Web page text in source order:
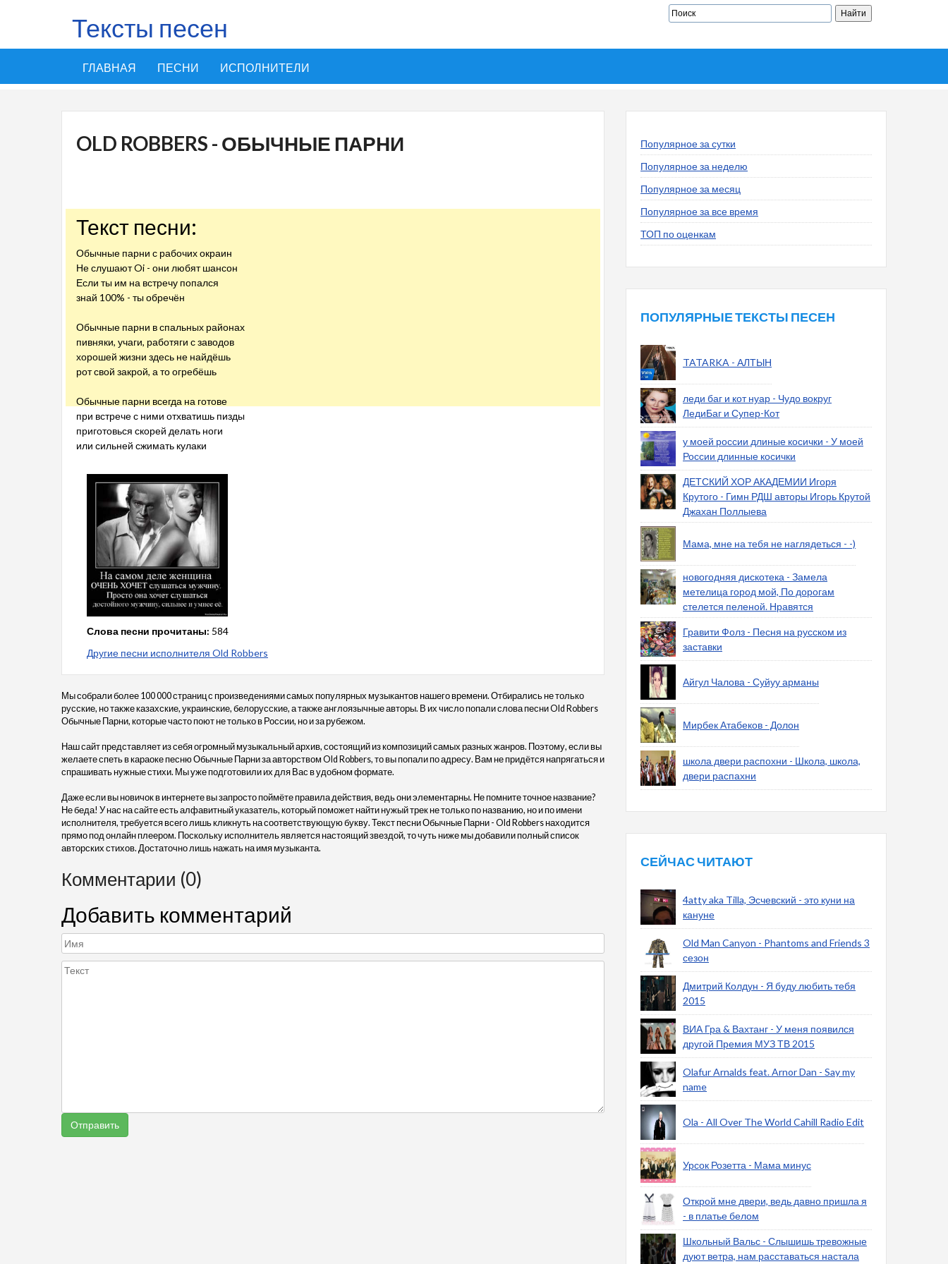
Тексты песен
ГЛАВНАЯ ПЕСНИ ИСПОЛНИТЕЛИ
OLD ROBBERS - ОБЫЧНЫЕ ПАРНИ
Текст песни:
Обычные парни с рабочих окраин
Не слушают Oi - они любят шансон
Если ты им на встречу попался
знай 100% - ты обречён
Обычные парни в спальных районах
пивняки, учаги, работяги с заводов
хорошей жизни здесь не найдёшь
рот свой закрой, а то огребёшь
Обычные парни всегда на готове
при встрече с ними отхватишь пизды
приготовься скорей делать ноги
или сильней сжимать кулаки
Слова песни прочитаны: 584
Другие песни исполнителя Old Robbers
Мы собрали более 100 000 страниц с произведениями самых популярных музыкантов нашего времени. Отбирались не только
русские, но также казахские, украинские, белорусские, а также англоязычные авторы. В их число попали слова песни Old Robbers
Обычные Парни, которые часто поют не только в России, но и за рубежом.
Наш сайт представляет из себя огромный музыкальный архив, состоящий из композиций самых разных жанров. Поэтому, если вы
желаете спеть в караоке песню Обычные Парни за авторством Old Robbers, то вы попали по адресу. Вам не придётся напрягаться и
спрашивать нужные стихи. Мы уже подготовили их для Вас в удобном формате.
Даже если вы новичок в интернете вы запросто поймёте правила действия, ведь они элементарны. Не помните точное название?
Не беда! У нас на сайте есть алфавитный указатель, который поможет найти нужый трек не только по названию, но и по имени
исполнителя, требуется всего лишь кликнуть на соответствующую букву. Текст песни Обычные Парни - Old Robbers находится
прямо под онлайн плеером. Поскольку исполнитель является настоящий звездой, то чуть ниже мы добавили полный список
авторских стихов. Достаточно лишь нажать на имя музыканта.
Комментарии (0)
Добавить комментарий
Популярное за сутки
Популярное за неделю
Популярное за месяц
Популярное за все время
ТОП по оценкам
ПОПУЛЯРНЫЕ ТЕКСТЫ ПЕСЕН
TATARKA - АЛТЫН
леди баг и кот нуар - Чудо вокруг
ЛедиБаг и Супер-Кот
у моей россии длиные косички - У моей
России длинные косички
ДЕТСКИЙ ХОР АКАДЕМИИ Игоря
Крутого - Гимн РДШ авторы Игорь Крутой
Джахан Поллыева
Мама, мне на тебя не наглядеться - -)
новогодняя дискотека - Замела
метелица город мой, По дорогам
стелется пеленой. Нравятся
Гравити Фолз - Песня на русском из
заставки
Айгул Чалова - Суйуу арманы
Мирбек Атабеков - Долон
школа двери распохни - Школа, школа,
двери распахни
СЕЙЧАС ЧИТАЮТ
4atty aka Tilla, Эсчевский - это куни на
кануне
Old Man Canyon - Phantoms and Friends 3
сезон
Дмитрий Колдун - Я буду любить тебя
2015
ВИА Гра & Вахтанг - У меня появился
другой Премия МУЗ ТВ 2015
Olafur Arnalds feat. Arnor Dan - Say my
name
Ola - All Over The World Cahill Radio Edit
Урсок Розетта - Мама минус
Открой мне двери, ведь давно пришла я
- в платье белом
Школьный Вальс - Слышишь тревожные
дуют ветра, нам расставаться настала